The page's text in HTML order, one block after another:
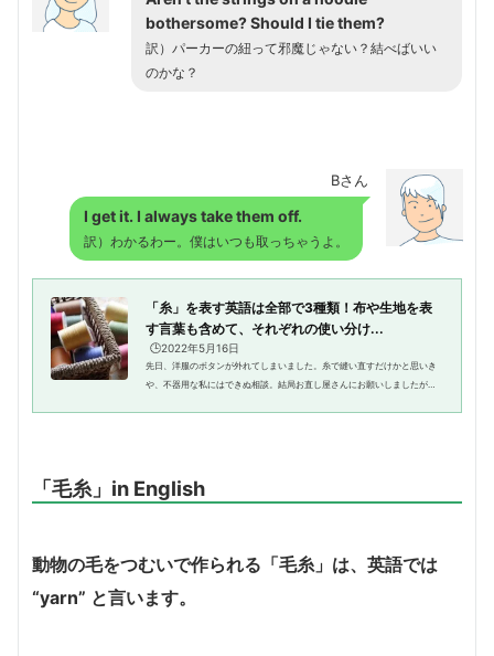
bothersome? Should I tie them?
訳）パーカーの紐って邪魔じゃない？結べばいい
のかな？
Bさん
I get it. I always take them off.
訳）わかるわー。僕はいつも取っちゃうよ。
「糸」を表す英語は全部で3種類！布や生地を表
す言葉も含めて、それぞれの使い分け...
🕒️2022年5月16日
先日、洋服のボタンが外れてしまいました。糸で縫い直すだけかと思いき
や、不器用な私にはできぬ相談。結局お直し屋さんにお願いしましたが、
「毛糸」in English
動物の毛をつむいで作られる「毛糸」は、英語では
“yarn” と言います。